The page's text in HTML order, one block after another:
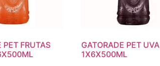
PET FRUTAS
GATORADE PET UVA
1X6X500ML